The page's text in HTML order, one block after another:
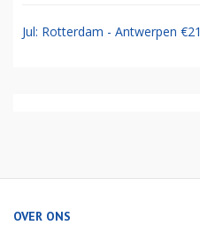
Jul: Rotterdam - Antwerpen €21
OVER ONS